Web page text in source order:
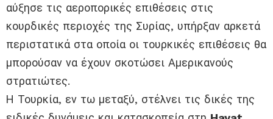
αύξησε τις αεροπορικές επιθέσεις στις
κουρδικές περιοχές της Συρίας, υπήρξαν αρκετά
περιστατικά στα οποία οι τουρκικές επιθέσεις θα
μπορούσαν να έχουν σκοτώσει Αμερικανούς
στρατιώτες.
Η Τουρκία, εν τω μεταξύ, στέλνει τις δικές της